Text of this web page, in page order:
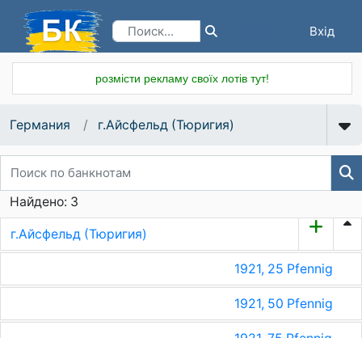
Вхід
розмісти рекламу своїх лотів тут!
Германия г.Айсфельд (Тюригия)
Найдено: 3
г.Айсфельд (Тюригия)
1921, 25 Pfennig
1921, 50 Pfennig